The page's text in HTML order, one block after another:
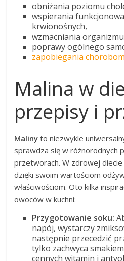
obniżania poziomu
wspierania
krwionośnych,
wzmacniania
poprawy ogólnego
zapobiegania chorobom
Malina w
przepisy i
Maliny to niezwykle
sprawdza się w różnorodnych
przetworach. W zdrowej
dzięki swoim wartościom
właściwościom. Oto kilka
owoców w kuchni:
Przygotowanie soku:
napój, wystarczy
następnie przecedzić
tylko zachwyca
cennych witamin i